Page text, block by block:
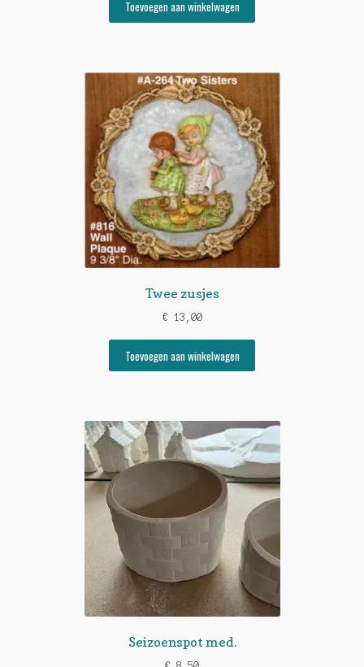
Toevoegen aan winkelwagen
Twee zusjes
€ 13,00
Toevoegen aan winkelwagen
Seizoenspot med.